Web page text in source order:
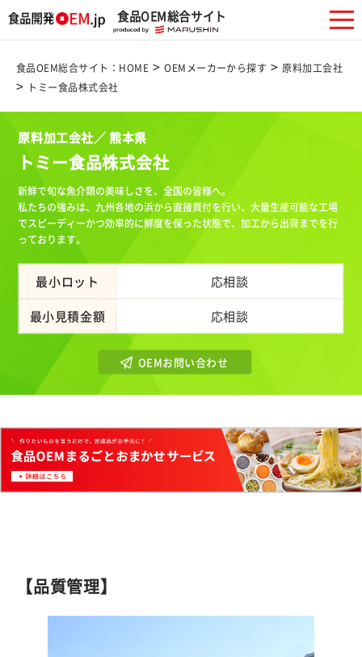
食品OEM総合サイト
食品OEM総合サイト：HOME >OEMメーカーから探す >原料加工会社
> トミー食品株式会社
原料加工会社／ 熊本県
トミー食品株式会社
新鮮で旬な魚介類の美味しさを、全国の皆様へ。
私たちの強みは、九州各地の浜から直接買付を行い、大量生産可能な工場
でスピーディーかつ効率的に鮮度を保った状態で、加工から出荷までを行
っております。
最小ロット
応相談
最小見積金額
応相談
OEMお問い合わせ
【品質管理】